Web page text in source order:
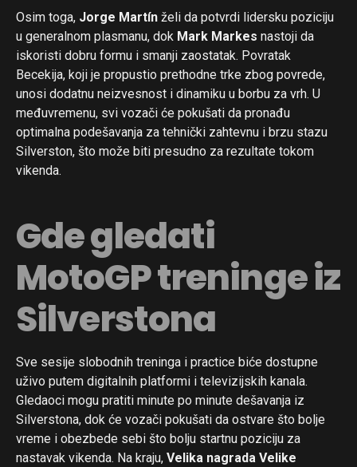
Osim toga, Jorge Martín želi da potvrdi lidersku poziciju
u generalnom plasmanu, dok Mark Markes nastoji da
iskoristi dobru formu i smanji zaostatak. Povratak
Becekija, koji je propustio prethodne trke zbog povrede,
unosi dodatnu neizvesnost i dinamiku u borbu za vrh. U
međuvremenu, svi vozači će pokušati da pronađu
optimalna podešavanja za tehnički zahtevnu i brzu stazu
Silverston, što može biti presudno za rezultate tokom
vikenda.
Gde gledati
MotoGP treninge iz
Silverstona
Sve sesije slobodnih treninga i practice biće dostupne
uživo putem digitalnih platformi i televizijskih kanala.
Gledaoci mogu pratiti minute po minute dešavanja iz
Silverstona, dok će vozači pokušati da ostvare što bolje
vreme i obezbede sebi što bolju startnu poziciju za
nastavak vikenda. Na kraju, Velika nagrada Velike